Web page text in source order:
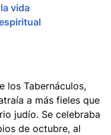
vida
los Tabernáculos,
a más fieles que
judío. Se celebraba
de octubre, al